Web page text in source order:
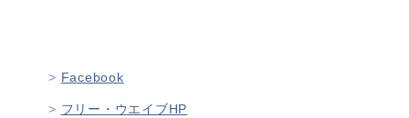
Facebook
フリー・ウエイブHP